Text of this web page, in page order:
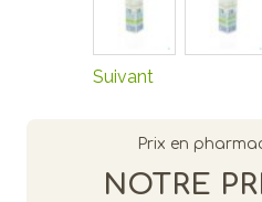
Suivant
Prix en
NOTRE